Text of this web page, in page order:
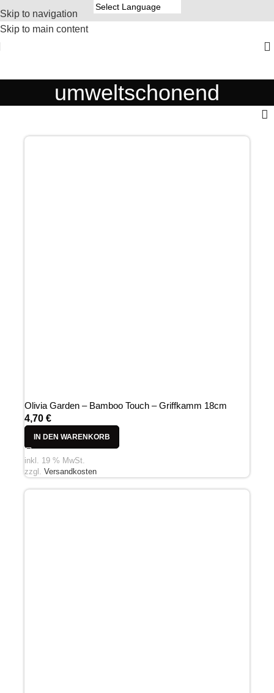
Skip to navigation
Skip to main content
umweltschonend
Olivia Garden – Bamboo Touch – Griffkamm 18cm
4,70 €
IN DEN WARENKORB
inkl. 19 % MwSt.
zzgl. Versandkosten